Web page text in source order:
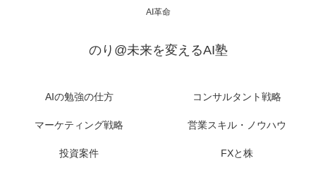
AI革命
のり@未来を変えるAI塾
AIの勉強の仕方 コンサルタント戦略
マーケティング戦略 営業スキル・ノウハウ
投資案件 FXと株